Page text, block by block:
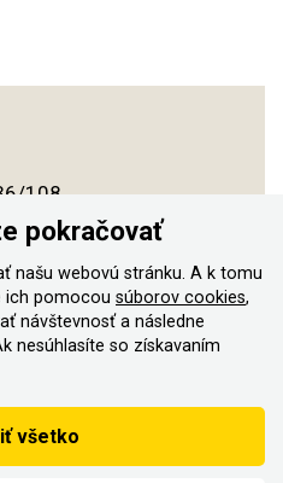
108
901
Všetky práva
predávajúci povinný vystaviť
pokračovať
našu webovú stránku. A k tomu
ich pomocou súborov cookies,
návštevnosť a následne
nesúhlasíte so získavaním
všetko